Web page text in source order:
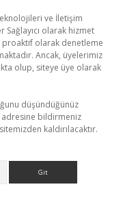
ve İletişim
Sağlayıcı olarak hizmet
olarak denetleme
Ancak, üyelerimiz
olup, siteye üye olarak
düşündüğünüz
adresine bildirmeniz
kaldırılacaktır.